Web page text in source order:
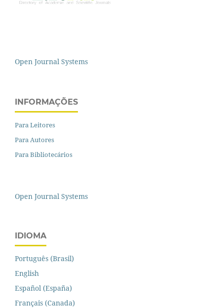
Open Journal Systems
INFORMAÇÕES
Para Leitores
Para Autores
Para Bibliotecários
Open Journal Systems
IDIOMA
Português (Brasil)
English
Español (España)
Français (Canada)